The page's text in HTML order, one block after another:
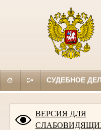
СУДЕБНОЕ
ВЕРСИЯ ДЛЯ